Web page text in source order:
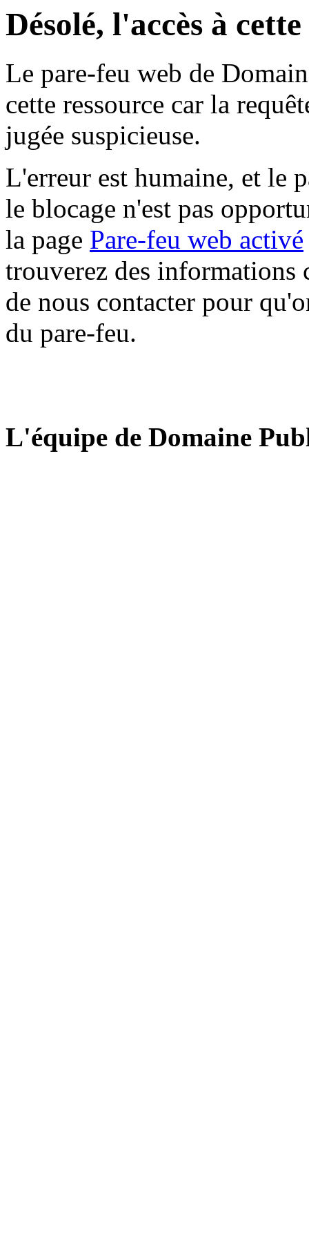
Désolé, l'accès à
Le pare-feu web de
cette ressource car la
jugée suspicieuse.
L'erreur est humaine, et le
le blocage n'est pas
la page Pare-feu web activé
trouverez des informations
de nous contacter pour
du pare-feu.
L'équipe de Domaine